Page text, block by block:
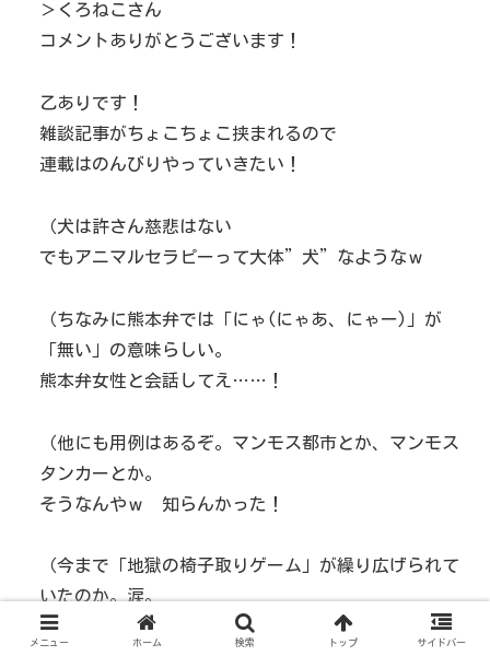
＞くろねこさん
コメントありがとうございます！
乙ありです！
雑談記事がちょこちょこ挟まれるので
連載はのんびりやっていきたい！
（犬は許さん慈悲はない
でもアニマルセラピーって大体”犬”なようなｗ
（ちなみに熊本弁では「にゃ(にゃあ、にゃー)」が
「無い」の意味らしい。
熊本弁女性と会話してえ……！
（他にも用例はあるぞ。マンモス都市とか、マンモス
タンカーとか。
そうなんやｗ 知らんかった！
（今まで「地獄の椅子取りゲーム」が繰り広げられて
いたのか。涙。
生徒数少ないから問題なし！
メニュー ホーム 検索 トップ サイドバー